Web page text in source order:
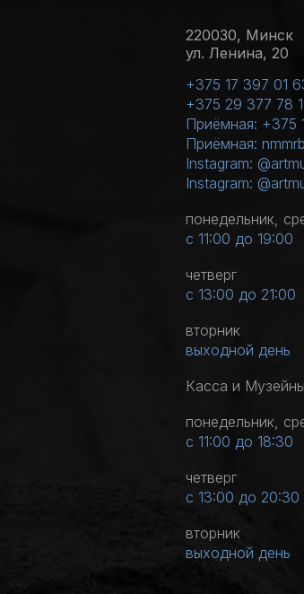
220030, Минск
ул. Ленина, 20
+375 17 397 01
+375 29 377 78
Приёмная: +375
Приёмная:
Instagram:
Instagram:
понедельник,
с 11:00 до 19:00
четверг
с 13:00 до 21:00
вторник
выходной день
Касса и
понедельник,
с 11:00 до 18:30
четверг
с 13:00 до 20:30
вторник
выходной день